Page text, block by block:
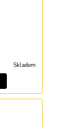
Skladom